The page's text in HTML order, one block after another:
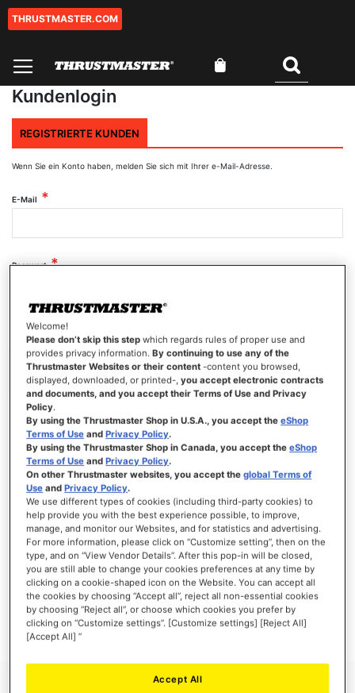
Zum
THRUSTMASTER.COM
Mein Warenkorb
Kundenlogin
REGISTRIERTE KUNDEN
Wenn Sie ein Konto haben, melden Sie sich mit Ihrer e-Mail-Adresse.
E-Mail
Passwort
Passwort anzeigen
ANMELDEN
Passwort vergessen?
NEUE KUNDEN
Ihre Anmeldung hat viele Vorteile: schnellerer Bestellvorgang, speichern von mehreren
Adressen, Sendungsverfolgung und vieles mehr.
EIN KONTO ERSTELLEN
Welcome!
Please don’t skip this step which regards rules of proper use and
provides privacy information.By continuing to use any of the
Thrustmaster Websites or their content -content you browsed,
displayed, downloaded, or printed-,you accept electronic contracts
and documents, and you accept their Terms of Use and Privacy
Policy.
By using the Thrustmaster Shop in U.S.A., you accept theeShop
Terms of Use andPrivacy Policy.
By using the Thrustmaster Shop in Canada, you accept theeShop
Terms of Use andPrivacy Policy.
On other Thrustmaster websites, you accept theglobal Terms of
Use andPrivacy Policy.
We use different types of cookies (including third-party cookies) to
help provide you with the best experience possible, to improve,
manage, and monitor our Websites, and for statistics and advertising.
For more information, please click on “Customize setting”, then on the
type, and on “View Vendor Details”. After this pop-in will be closed,
you are still able to change your cookies preferences at any time by
clicking on a cookie-shaped icon on the Website. You can accept all
the cookies by choosing “Accept all”, reject all non-essential cookies
by choosing “Reject all”, or choose which cookies you prefer by
clicking on “Customize settings”. [Customize settings] [Reject All]
[Accept All] ”
Accept All